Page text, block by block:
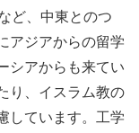
ど、中東とのつ
アジアからの留学
シアからも来てい
り、イスラム教の
しています。工学